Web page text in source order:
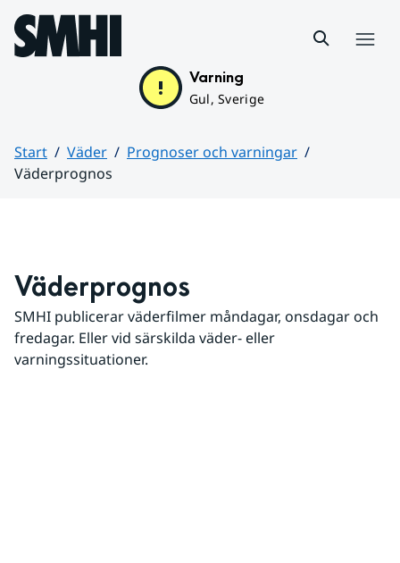
Hoppa till sidans innehåll
Varning
Gul, Sverige
Start Väder
Prognoser och varningar
Väderprognos
Väderprognos
SMHI publicerar väderfilmer måndagar, onsdagar och
fredagar. Eller vid särskilda väder- eller
varningssituationer.